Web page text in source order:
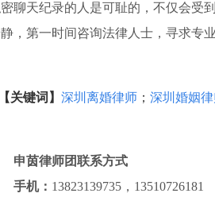
聊天纪录的人是可耻的，不仅会受
，第一时间咨询法律人士，寻求专
键词】 深圳离婚律师 ； 深圳婚姻
申茵律师团联系方式
手机： 13823139735，13510726181